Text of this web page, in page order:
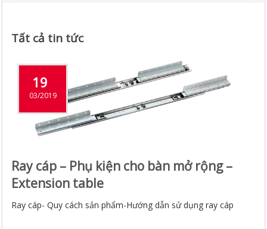
Tất cả tin tức
19
03/2019
Ray cáp – Phụ kiện cho bàn mở rộng –
Extension table
Ray cáp- Quy cách sản phẩm-Hướng dẫn sử dụng ray cáp